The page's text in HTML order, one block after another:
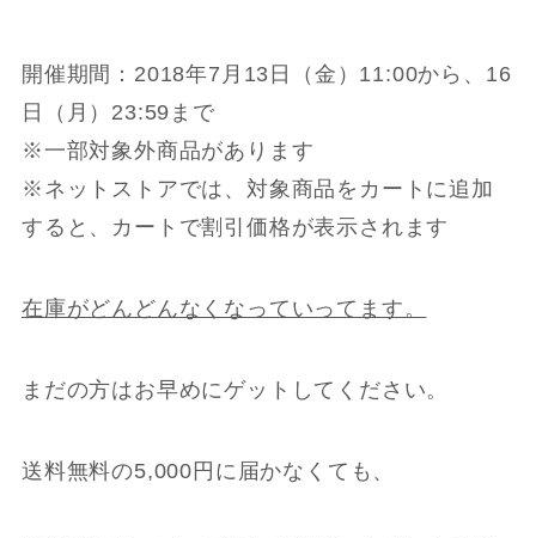
開催期間：2018年7月13日（金）11:00から、16
日（月）23:59まで
※一部対象外商品があります
※ネットストアでは、対象商品をカートに追加
すると、カートで割引価格が表示されます
在庫がどんどんなくなっていってます。
まだの方はお早めにゲットしてください。
送料無料の5,000円に届かなくても、